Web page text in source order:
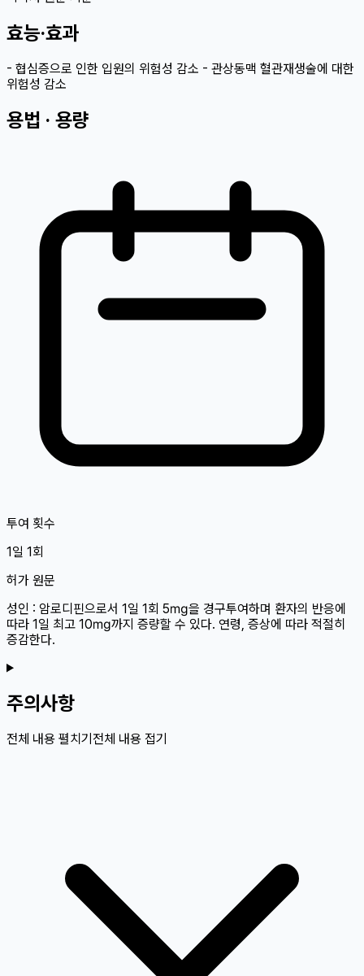
효능·효과
- 협심증으로 인한 입원의 위험성 감소 - 관상동맥 혈관재생술에 대한
위험성 감소
용법 · 용량
투여 횟수
1일 1회
허가 원문
성인 : 암로디핀으로서 1일 1회 5㎎을 경구투여하며 환자의 반응에
따라 1일 최고 10㎎까지 증량할 수 있다. 연령, 증상에 따라 적절히
증감한다.
주의사항
전체 내용 펼치기 전체 내용 접기